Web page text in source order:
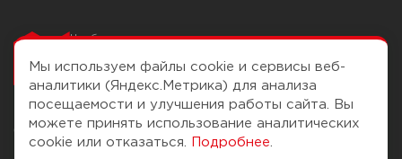
Чтобы вам легко
О компании Помощь
Мы используем файлы cookie и сервисы веб-
аналитики (Яндекс.Метрика) для анализа
посещаемости и улучшения работы сайта. Вы
можете принять использование аналитических
cookie или отказаться.
Подробнее